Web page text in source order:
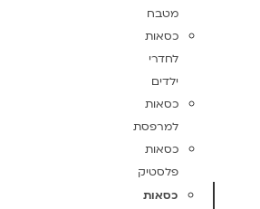
מטבח
כסאות
לחדרי
ילדים
כסאות
למרפסת
כסאות
פלסטיק
כסאות